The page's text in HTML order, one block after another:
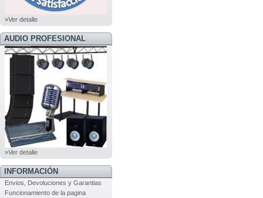
»Ver detalle
AUDIO PROFESIONAL
»Ver detalle
INFORMACIÓN
Envios, Devoluciones y Garantias
Funcionamiento de la pagina